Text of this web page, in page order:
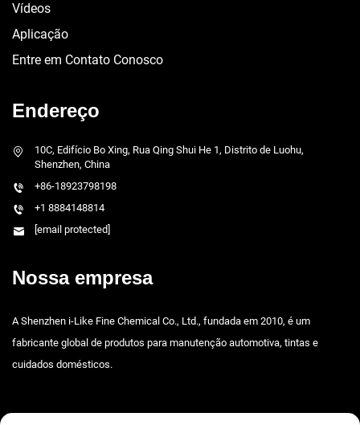
Vídeos
Aplicação
Entre em Contato Conosco
Endereço
10C, Edifício Bo Xing, Rua Qing Shui He 1, Distrito de Luohu,
Shenzhen, China
+86-18923798198
+1 8884148814
[email protected]
Nossa empresa
A Shenzhen i-Like Fine Chemical Co., Ltd., fundada em 2010, é um
fabricante global de produtos para manutenção automotiva, tintas e
cuidados domésticos.